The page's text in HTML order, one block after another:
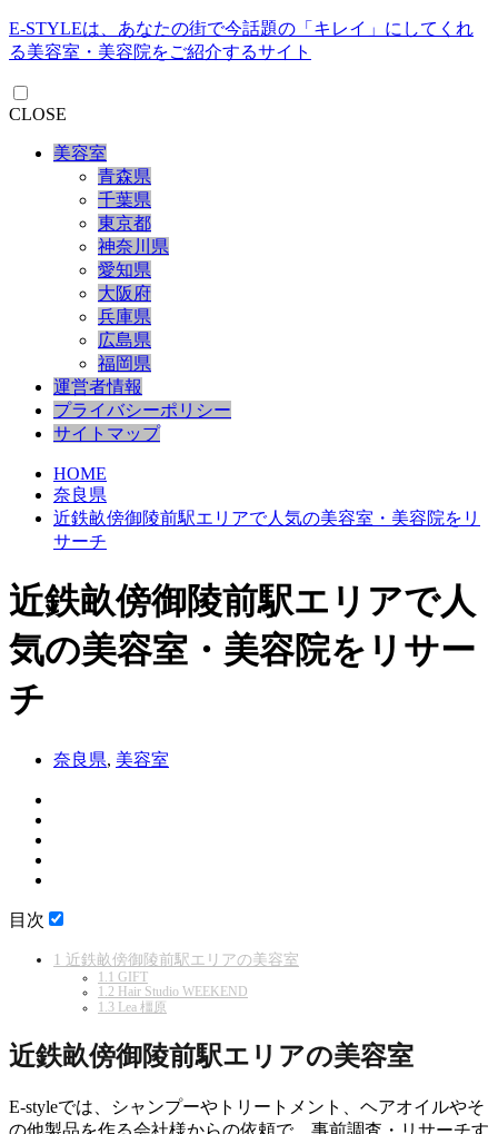
E-STYLEは、あなたの街で今話題の「キレイ」にしてくれ
る美容室・美容院をご紹介するサイト
CLOSE
美容室
青森県
千葉県
東京都
神奈川県
愛知県
大阪府
兵庫県
広島県
福岡県
運営者情報
プライバシーポリシー
サイトマップ
HOME
奈良県
近鉄畝傍御陵前駅エリアで人気の美容室・美容院をリ
サーチ
近鉄畝傍御陵前駅エリアで人
気の美容室・美容院をリサー
チ
奈良県, 美容室
目次
1 近鉄畝傍御陵前駅エリアの美容室
1.1 GIFT
1.2 Hair Studio WEEKEND
1.3 Lea 橿原
近鉄畝傍御陵前駅エリアの美容室
E-styleでは、シャンプーやトリートメント、ヘアオイルやそ
の他製品を作る会社様からの依頼で、事前調査・リサーチす